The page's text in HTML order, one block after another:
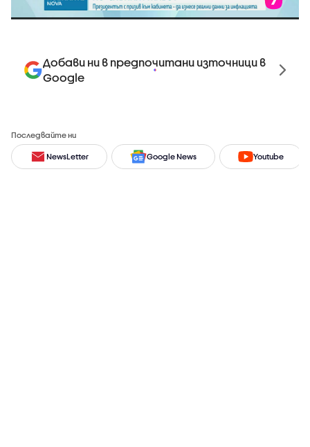
Добави ни в предпочитани източници в
Google
Последвайте ни
NewsLetter Google News Youtube